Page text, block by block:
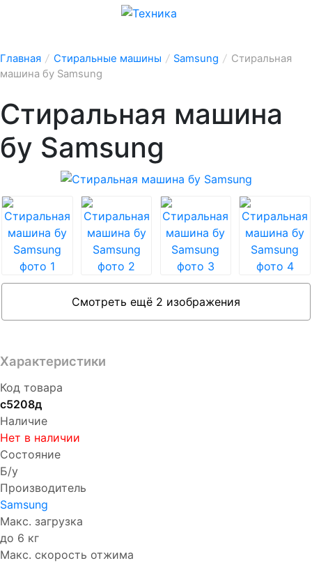
Главная / Стиральные машины / Samsung / Стиральная
машина бу Samsung
Стиральная машина
бу Samsung
Смотреть ещё 2 изображения
Характеристики
Код товара
с5208д
Наличие
Нет в наличии
Состояние
Б/у
Производитель
Samsung
Макс. загрузка
до 6 кг
Макс. скорость отжима